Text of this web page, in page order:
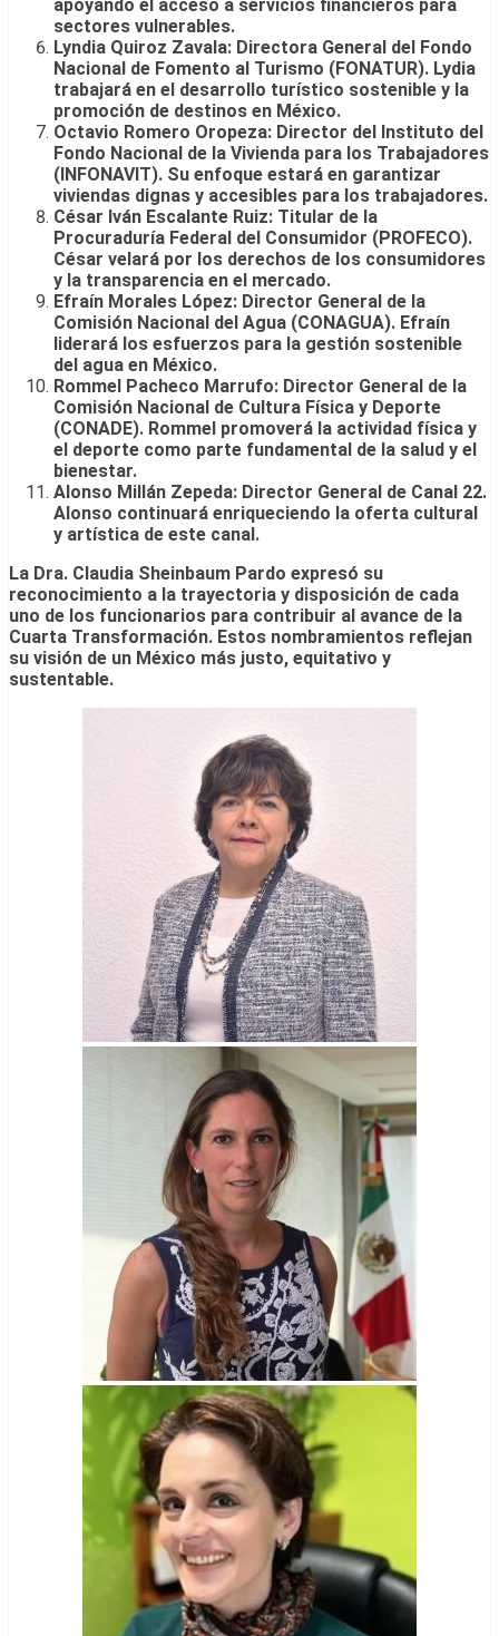
apoyando el acceso a servicios financieros para
sectores vulnerables.
Lyndia Quiroz Zavala: Directora General del Fondo
Nacional de Fomento al Turismo (FONATUR). Lydia
trabajará en el desarrollo turístico sostenible y la
promoción de destinos en México.
Octavio Romero Oropeza: Director del Instituto del
Fondo Nacional de la Vivienda para los Trabajadores
(INFONAVIT). Su enfoque estará en garantizar
viviendas dignas y accesibles para los trabajadores.
César Iván Escalante Ruiz: Titular de la
Procuraduría Federal del Consumidor (PROFECO).
César velará por los derechos de los consumidores
y la transparencia en el mercado.
Efraín Morales López: Director General de la
Comisión Nacional del Agua (CONAGUA). Efraín
liderará los esfuerzos para la gestión sostenible
del agua en México.
Rommel Pacheco Marrufo: Director General de la
Comisión Nacional de Cultura Física y Deporte
(CONADE). Rommel promoverá la actividad física y
el deporte como parte fundamental de la salud y el
bienestar.
Alonso Millán Zepeda: Director General de Canal 22.
Alonso continuará enriqueciendo la oferta cultural
y artística de este canal.
La Dra. Claudia Sheinbaum Pardo expresó su
reconocimiento a la trayectoria y disposición de cada
uno de los funcionarios para contribuir al avance de la
Cuarta Transformación. Estos nombramientos reflejan
su visión de un México más justo, equitativo y
sustentable.